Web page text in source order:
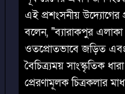
এই প্রশংসনীয় উদ্যোগের
বলেন, "ব্যারাকপুর এলাকা
ওতপ্রোতভাবে জড়িত এবং
বৈচিত্র্যময় সাংস্কৃতিক
প্রেরণামূলক চিত্রকলার